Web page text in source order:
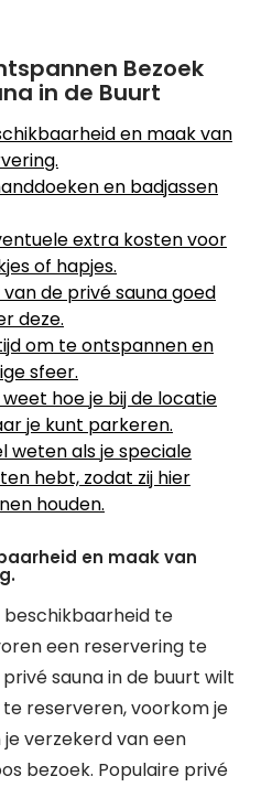
Bezoek
in de Buurt
en maak van
en badjassen
extra kosten voor
of hapjes.
van de privé sauna goed
deze.
om te ontspannen en
sfeer.
hoe je bij de locatie
je kunt parkeren.
weten als je speciale
hebt, zodat zij hier
houden.
en maak van
beschikbaarheid te
een reservering te
sauna in de buurt wilt
reserveren, voorkom je
verzekerd van een
bezoek. Populaire privé